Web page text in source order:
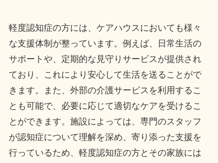
軽度認知症の方には、ケアハウスにおいても様々
な支援体制が整っています。例えば、日常生活の
サポートや、定期的な見守りサービスが提供され
ており、これにより安心して生活を送ることがで
きます。また、外部の介護サービスを利用するこ
とも可能で、必要に応じて適切なケアを受けるこ
とができます。施設によっては、専門のスタッフ
が認知症について理解を深め、寄り添った支援を
行っているため、軽度認知症の方とその家族には